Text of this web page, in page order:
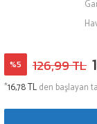
%5 126,99 TL
*16,78 TLden başlayan